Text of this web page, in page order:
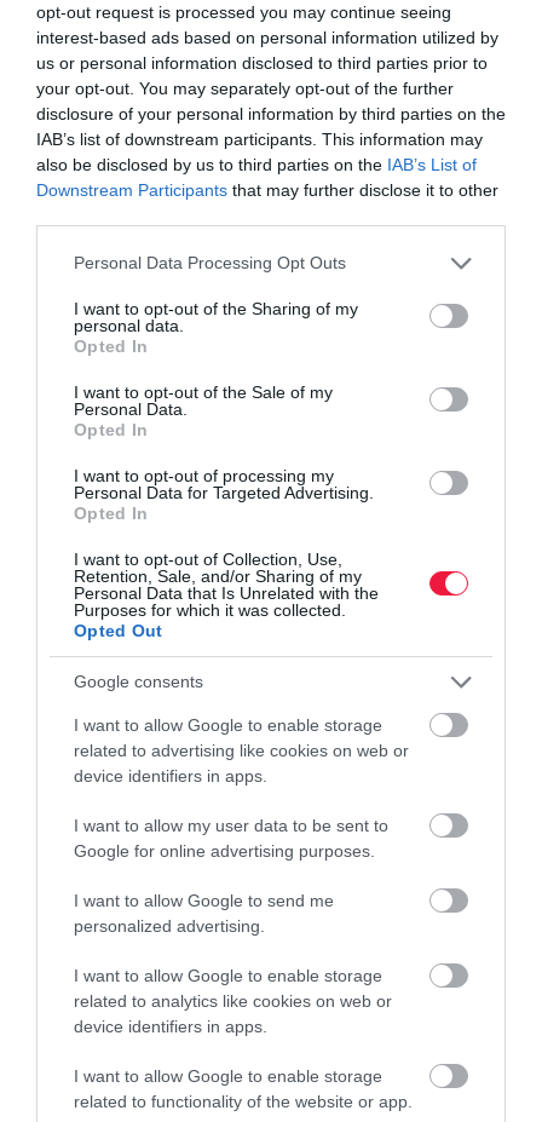
opt-out request is processed you may continue seeing
interest-based ads based on personal information utilized by
us or personal information disclosed to third parties prior to
your opt-out. You may separately opt-out of the further
disclosure of your personal information by third parties on the
IAB’s list of downstream participants. This information may
also be disclosed by us to third parties on the IAB’s List of
Downstream Participants that may further disclose it to other
Please note that this website/app uses one or more Google
not limited to your visit or usage behaviour. You may click to
grant or deny consent to Google and its third-party tags to
use your data for below specified purposes in below Google
consent section.
Personal Data Processing Opt Outs
I want to opt-out of the Sharing of my
personal data.
Opted In
I want to opt-out of the Sale of my
Personal Data.
Opted In
I want to opt-out of processing my
Personal Data for Targeted Advertising.
Opted In
I want to opt-out of Collection, Use,
Retention, Sale, and/or Sharing of my
Personal Data that Is Unrelated with the
Purposes for which it was collected.
Opted Out
Google consents
I want to allow Google to enable storage
related to advertising like cookies on web or
device identifiers in apps.
I want to allow my user data to be sent to
Google for online advertising purposes.
I want to allow Google to send me
personalized advertising.
I want to allow Google to enable storage
related to analytics like cookies on web or
device identifiers in apps.
I want to allow Google to enable storage
related to functionality of the website or app.
Arányaiban ebben a vármegyében van a legtöbb
influenzás beteg
Az év hetedik hetében - február 12. és február 18. között - 60 100-
an fordultak influenzaszerű megbetegedéssel orvoshoz a
figyelőszolgálatban részt vevő orvosok jelentései alapján - közölte